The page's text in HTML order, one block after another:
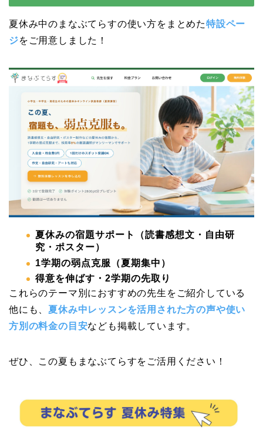
夏休み中のまなぶてらすの使い方をまとめた特設ペー
ジをご用意しました！
夏休みの宿題サポート（読書感想文・自由研
究・ポスター）
1学期の弱点克服（夏期集中）
得意を伸ばす・2学期の先取り
これらのテーマ別におすすめの先生をご紹介している
他にも、夏休み中レッスンを活用された方の声や使い
方別の料金の目安なども掲載しています。
ぜひ、この夏もまなぶてらすをご活用ください！